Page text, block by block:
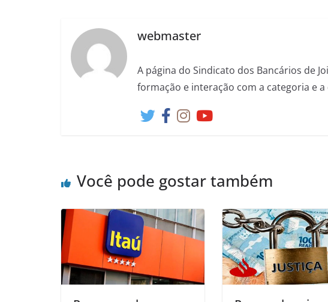
webmaster
A página do Sindicato dos Bancários de
formação e interação com a categoria e
Você pode gostar também